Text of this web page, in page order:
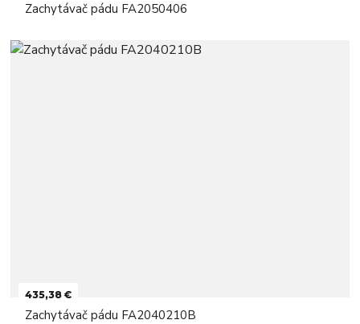
Zachytávač pádu FA2050406
435,38 €
Zachytávač pádu FA2040210B